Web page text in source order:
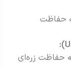
حفاظت
حفاظت زره‌ای